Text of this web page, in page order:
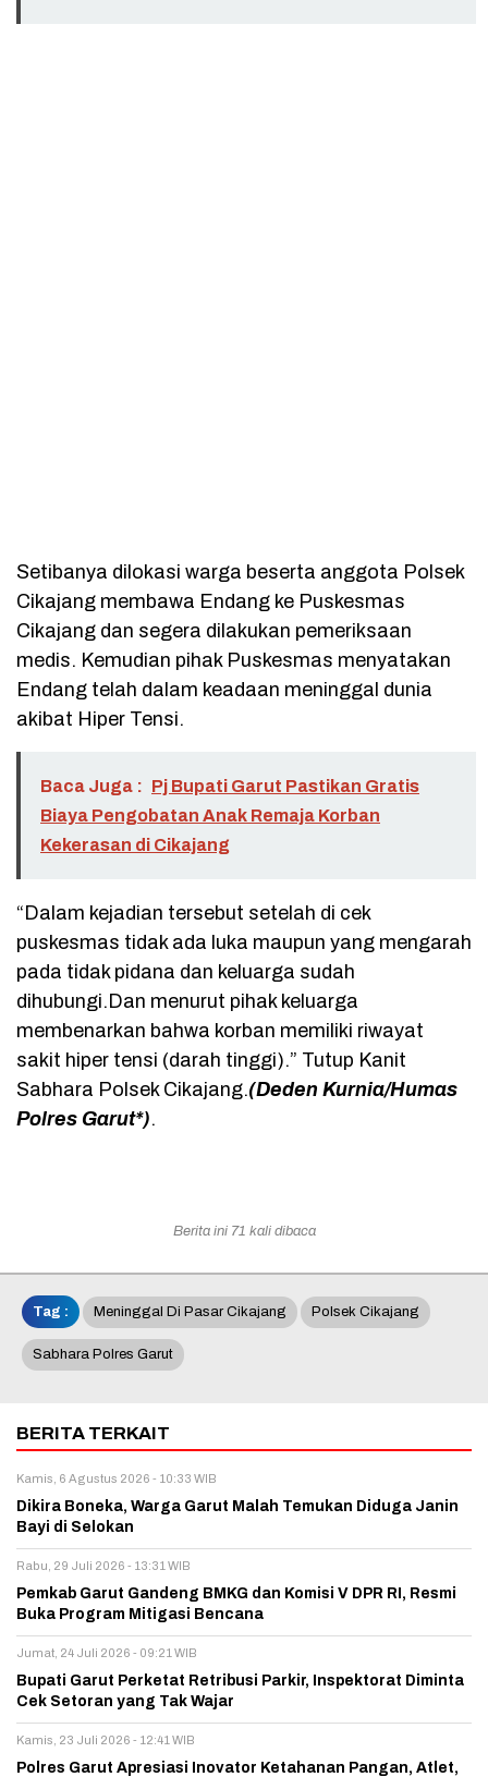
Setibanya dilokasi warga beserta anggota Polsek
Cikajang membawa Endang ke Puskesmas
Cikajang dan segera dilakukan pemeriksaan
medis. Kemudian pihak Puskesmas menyatakan
Endang telah dalam keadaan meninggal dunia
akibat Hiper Tensi.
Baca Juga : Pj Bupati Garut Pastikan Gratis
Biaya Pengobatan Anak Remaja Korban
Kekerasan di Cikajang
“Dalam kejadian tersebut setelah di cek
puskesmas tidak ada luka maupun yang mengarah
pada tidak pidana dan keluarga sudah
dihubungi.Dan menurut pihak keluarga
membenarkan bahwa korban memiliki riwayat
sakit hiper tensi (darah tinggi).” Tutup Kanit
Sabhara Polsek Cikajang.(Deden Kurnia/Humas
Polres Garut*).
Berita ini 71 kali dibaca
Tag : Meninggal Di Pasar Cikajang Polsek Cikajang
Sabhara Polres Garut
BERITA TERKAIT
Kamis, 6 Agustus 2026 - 10:33 WIB
Dikira Boneka, Warga Garut Malah Temukan Diduga Janin
Bayi di Selokan
Rabu, 29 Juli 2026 - 13:31 WIB
Pemkab Garut Gandeng BMKG dan Komisi V DPR RI, Resmi
Buka Program Mitigasi Bencana
Jumat, 24 Juli 2026 - 09:21 WIB
Bupati Garut Perketat Retribusi Parkir, Inspektorat Diminta
Cek Setoran yang Tak Wajar
Kamis, 23 Juli 2026 - 12:41 WIB
Polres Garut Apresiasi Inovator Ketahanan Pangan, Atlet,